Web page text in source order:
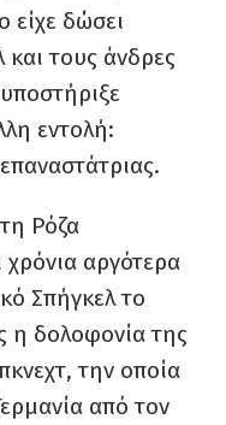
είχε δώσει
τους άνδρες
εντολή:
Ρόζα
αργότερα
Σπήγκελ το
η δολοφονία της
την οποία
από τον